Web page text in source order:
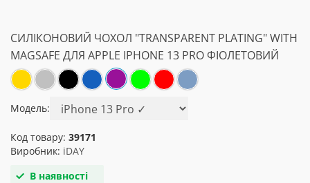
СИЛІКОНОВИЙ ЧОХОЛ "TRANSPARENT PLATING" WITH
MAGSAFE ДЛЯ APPLE IPHONE 13 PRO ФІОЛЕТОВИЙ
Модель:
Код товару: 39171
Виробник: iDAY
В наявності